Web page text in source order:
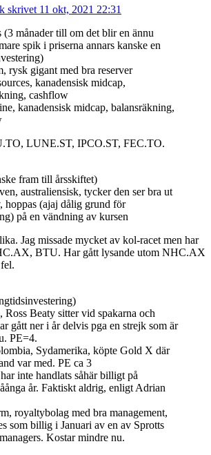
skrivet 11 okt, 2021 22:31
(3 månader till om det blir en ännu
spik i priserna annars kanske en
rysk gigant med bra reserver
kanadensisk midcap,
cashflow
kanadensisk midcap, balansräkning,
LUNE.ST, IPCO.ST, FEC.TO.
fram till årsskiftet)
australiensisk, tycker den ser bra ut
hoppas (ajaj dålig grund för
på en vändning av kursen
Jag missade mycket av kol-racet men har
BTU. Har gått lysande utom NHC.AX
Ross Beaty sitter vid spakarna och
gått ner i år delvis pga en strejk som är
PE=4.
Sydamerika, köpte Gold X där
var med. PE ca 3
inte handlats såhär billigt på
år. Faktiskt aldrig, enligt Adrian
royaltybolag med bra management,
som billig i Januari av en av Sprotts
Kostar mindre nu.